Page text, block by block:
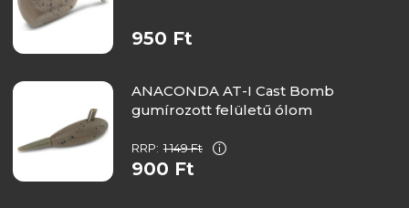
950 Ft
ANACONDA AT-I Cast Bomb
gumírozott felületű ólom
RRP: 1 149 Ft
900 Ft